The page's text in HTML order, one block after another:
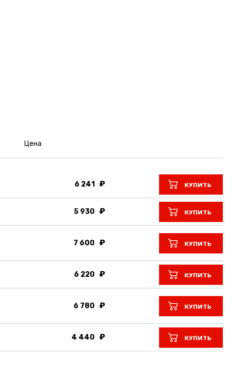
Цена
6 241 КУПИТЬ
5 930 КУПИТЬ
7 600 КУПИТЬ
6 220 КУПИТЬ
6 780 КУПИТЬ
4 440 КУПИТЬ